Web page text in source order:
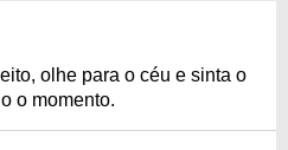
olhe para o céu e sinta o
o momento.